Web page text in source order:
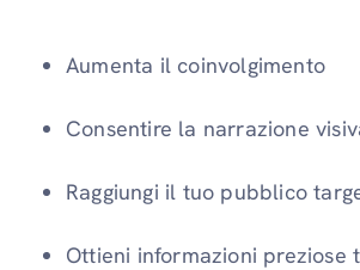
Aumenta il coinvolgimento
Consentire la narrazione
Raggiungi il tuo pubblico
Ottieni informazioni preziose